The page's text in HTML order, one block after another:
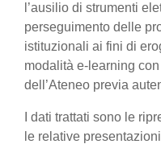
l’ausilio di strumenti
perseguimento delle
istituzionali ai fini di
modalità e-learning
dell’Ateneo previa
I dati trattati sono le
le relative